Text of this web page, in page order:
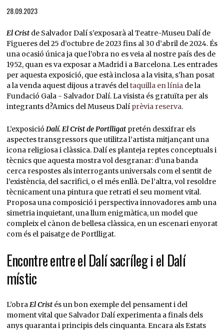
28.09.2023
El Crist de Salvador Dalí s’exposarà al Teatre-Museu Dalí de
Figueres del 25 d’octubre de 2023 fins al 30 d’abril de 2024. És
una ocasió única ja que l’obra no es veia al nostre país des de
1952, quan es va exposar a Madrid i a Barcelona. Les entrades
per aquesta exposició, que està inclosa a la visita, s'han posat
a la venda aquest dijous a través deltaquilla en línia de la
Fundació Gala - Salvador Dalí. La visista és gratuïta per als
integrants d?Amics del Museus Dalí prèvia reserva.
L’exposició Dalí. El Crist de Portlligat pretén desxifrar els
aspectes transgressors que utilitza l’artista mitjançant una
icona religiosa i clàssica. Dalí es planteja reptes conceptuals i
tècnics que aquesta mostra vol desgranar: d’una banda
cerca respostes als interrogants universals com el sentit de
l’existència, del sacrifici, o el més enllà. De l’altra, vol resoldre
tècnicament una pintura que retrati el seu moment vital.
Proposa una composició i perspectiva innovadores amb una
simetria inquietant, una llum enigmàtica, un model que
compleix el cànon de bellesa clàssica, en un escenari enyorat
com és el paisatge de Portlligat.
Encontre entre el Dalí sacríleg i el Dalí
místic
L’obraEl Crist és un bon exemple del pensament i del
moment vital que Salvador Dalí experimenta a finals dels
anys quaranta i principis dels cinquanta. Encara als Estats